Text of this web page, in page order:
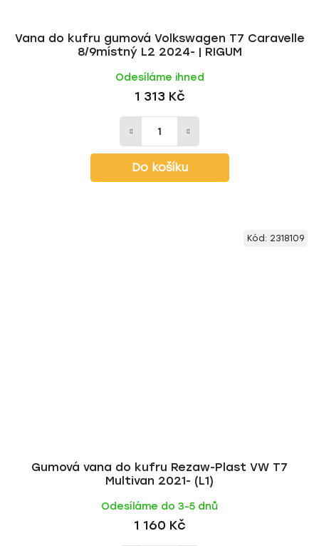
Vana do kufru gumová Volkswagen T7 Caravelle
8/9místný L2 2024- | RIGUM
Odesíláme ihned
1 313 Kč
Do košíku
Gumová vana do kufru Rezaw-Plast VW T7
Multivan 2021- (L1)
Odesíláme do 3-5 dnů
1 160 Kč
Kód: 2318109